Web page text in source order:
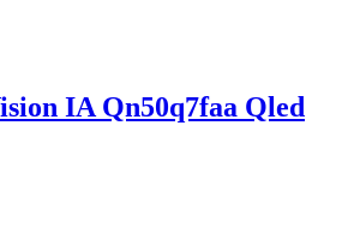
IA Qn50q7faa Qled